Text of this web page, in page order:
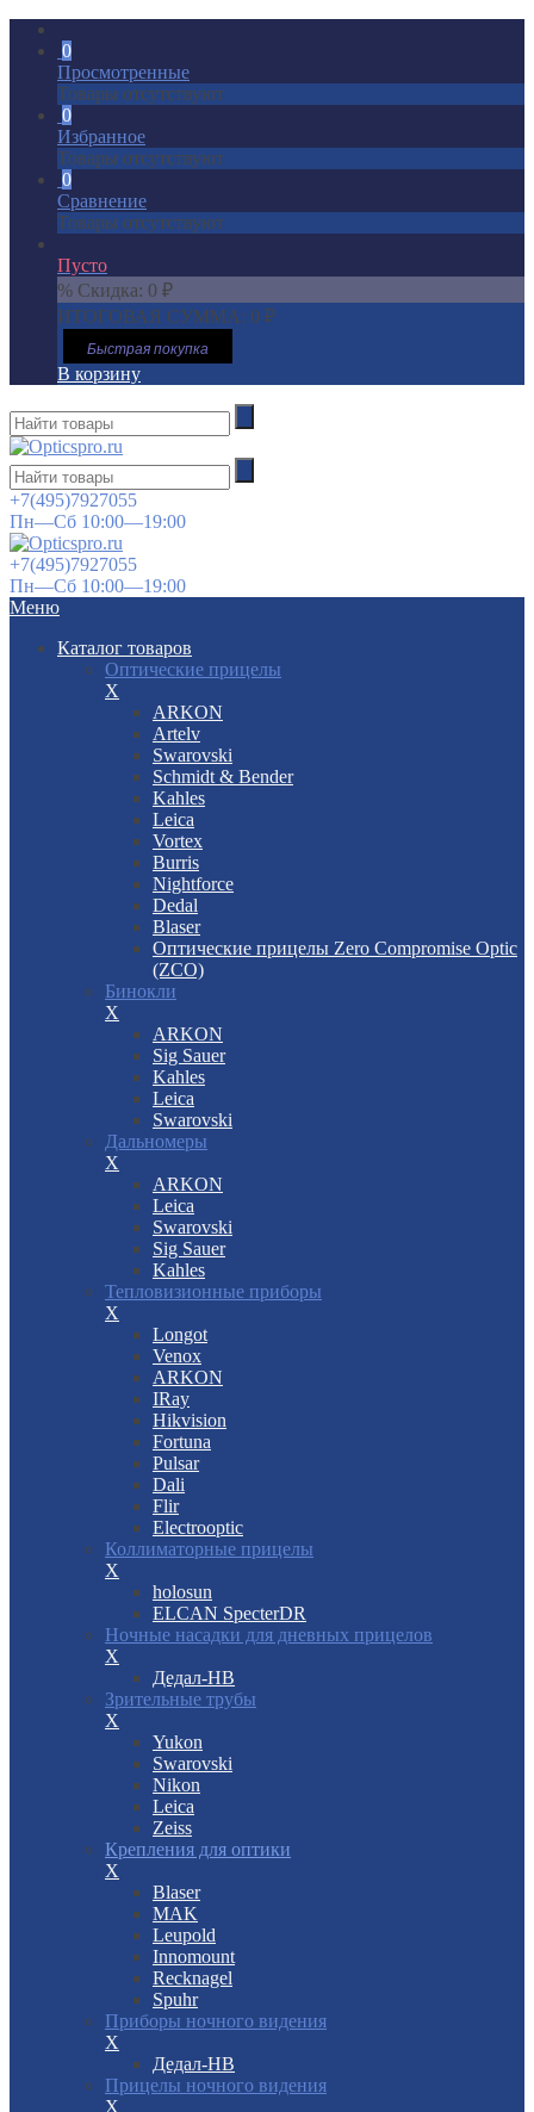
0
Просмотренные
Товары отсутствуют
0
Избранное
Товары отсутствуют
0
Сравнение
Товары отсутствуют
Пусто
% Скидка: 0 ₽
ИТОГОВАЯ СУММА: 0 ₽
Быстрая покупка
В корзину
+7(495)7927055
Пн—Сб 10:00—19:00
+7(495)7927055
Пн—Сб 10:00—19:00
Меню
Каталог товаров
Оптические прицелы
X
ARKON
Artelv
Swarovski
Schmidt & Bender
Kahles
Leica
Vortex
Burris
Nightforce
Dedal
Blaser
Оптические прицелы Zero Compromise Optic
(ZCO)
Бинокли
X
ARKON
Sig Sauer
Kahles
Leica
Swarovski
Дальномеры
X
ARKON
Leica
Swarovski
Sig Sauer
Kahles
Тепловизионные приборы
X
Longot
Venox
ARKON
IRay
Hikvision
Fortuna
Pulsar
Dali
Flir
Electrooptic
Коллиматорные прицелы
X
holosun
ELCAN SpecterDR
Ночные насадки для дневных прицелов
X
Дедал-НВ
Зрительные трубы
X
Yukon
Swarovski
Nikon
Leica
Zeiss
Крепления для оптики
X
Blaser
MAK
Leupold
Innomount
Recknagel
Spuhr
Приборы ночного видения
X
Дедал-НВ
Прицелы ночного видения
X